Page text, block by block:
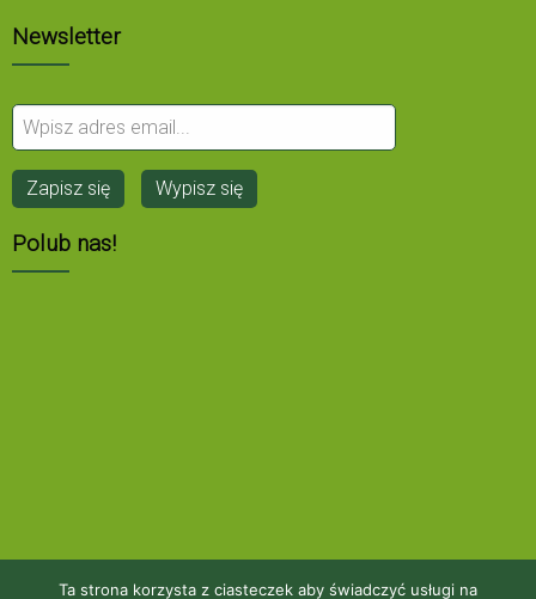
Newsletter
Polub nas!
Ta strona korzysta z ciasteczek aby świadczyć usługi na